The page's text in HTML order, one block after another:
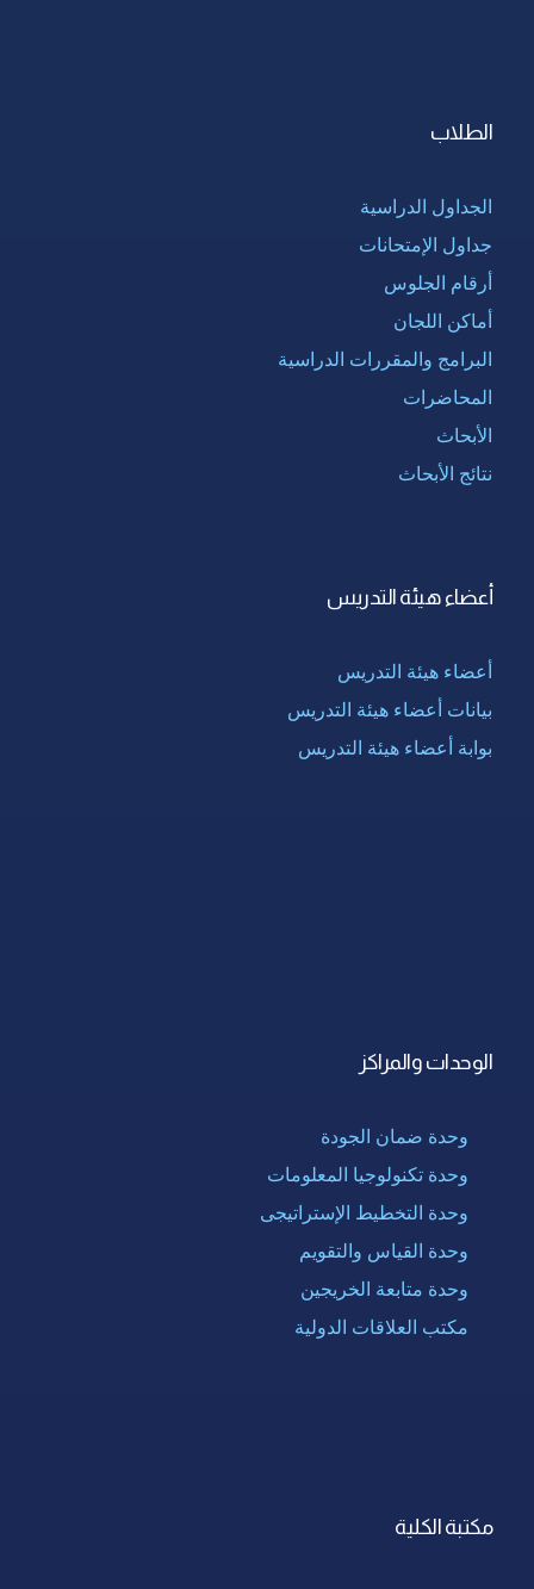
الطلاب
الجداول الدراسية
جداول الإمتحانات
أرقام الجلوس
أماكن اللجان
البرامج والمقررات الدراسية
المحاضرات
الأبحاث
نتائج الأبحاث
أعضاء هيئة التدريس
أعضاء هيئة التدريس
بيانات أعضاء هيئة التدريس
بوابة أعضاء هيئة التدريس
الوحدات والمراكز
وحدة ضمان الجودة
وحدة تكنولوجيا المعلومات
وحدة التخطيط الإستراتيجى
وحدة القياس والتقويم
وحدة متابعة الخريجين
مكتب العلاقات الدولية
مكتبة الكلية